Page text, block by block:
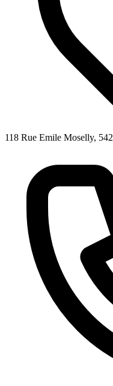
118 Rue Emile Moselly,